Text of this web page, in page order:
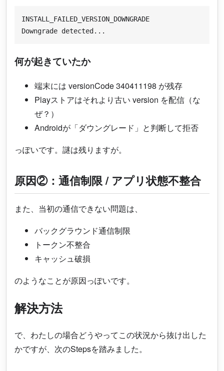
INSTALL_FAILED_VERSION_DOWNGRADE
何が起きていたか
端末には versionCode 340411198 が残存
Playストアはそれより古い version を配信（な
ぜ？）
Androidが「ダウングレード」と判断して拒否
っぽいです。謎は残りますが。
原因②：通信制限 / アプリ状態不整合
また、当初の通信できない問題は、
バックグラウンド通信制限
トークン不整合
キャッシュ破損
のようなことが原因っぽいです。
解決方法
で、わたしの場合どうやってこの状況から抜け出した
かですが、次のStepsを踏みました。